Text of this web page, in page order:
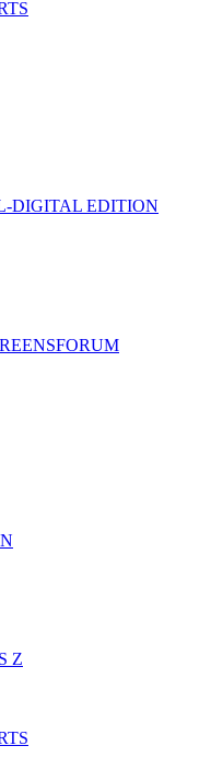
DIGITAL EDITION
FORUM
Z